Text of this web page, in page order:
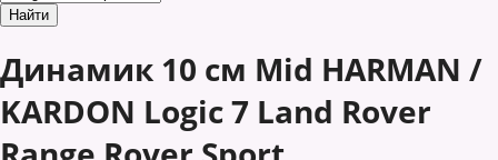
Динамик 10 см Mid HARMAN /
KARDON Logic 7 Land Rover